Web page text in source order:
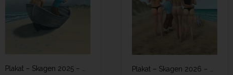
Plakat – Skagen 2025 – Ole Ahlberg